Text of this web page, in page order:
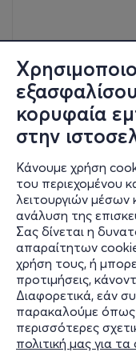
κορυφαία
στην
Κάνουμε χρήση
του περιεχομένου
λειτουργιών μέσων
ανάλυση της
Σας δίνεται η
απαραίτητων
χρήση τους, ή
προτιμήσεις,
Διαφορετικά, εάν
παρακαλούμε όπως
περισσότερες
πολιτική μας για
Πληροφορίες
Υποστήριξη
Stay